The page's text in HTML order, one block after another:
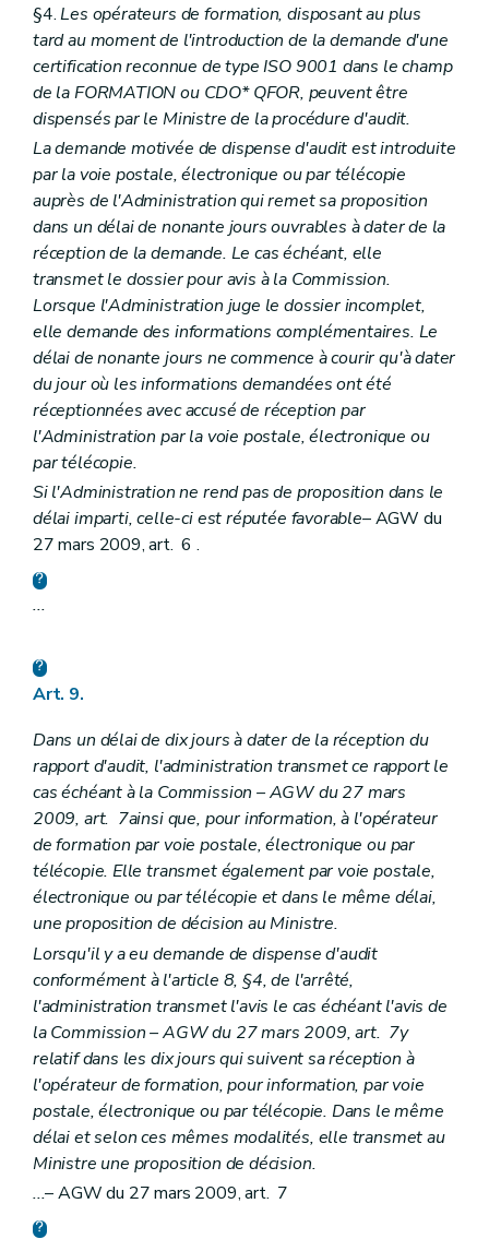
§4.Les opérateurs de formation, disposant au plus
tard au moment de l'introduction de la demande d'une
certification reconnue de type ISO 9001 dans le champ
de la FORMATION ou CDO* QFOR, peuvent être
dispensés par le Ministre de la procédure d'audit.
La demande motivée de dispense d'audit est introduite
par la voie postale, électronique ou par télécopie
auprès de l'Administration qui remet sa proposition
dans un délai de nonante jours ouvrables à dater de la
réception de la demande. Le cas échéant, elle
transmet le dossier pour avis à la Commission.
Lorsque l'Administration juge le dossier incomplet,
elle demande des informations complémentaires. Le
délai de nonante jours ne commence à courir qu'à dater
du jour où les informations demandées ont été
réceptionnées avec accusé de réception par
l'Administration par la voie postale, électronique ou
par télécopie.
Si l'Administration ne rend pas de proposition dans le
délai imparti, celle-ci est réputée favorable– AGW du
27 mars 2009, art. 6 .
...
Art. 9.
Dans un délai de dix jours à dater de la réception du
rapport d'audit, l'administration transmet ce rapport le
cas échéant à la Commission – AGW du 27 mars
2009, art. 7ainsi que, pour information, à l'opérateur
de formation par voie postale, électronique ou par
télécopie. Elle transmet également par voie postale,
électronique ou par télécopie et dans le même délai,
une proposition de décision au Ministre.
Lorsqu'il y a eu demande de dispense d'audit
conformément à l'article 8, §4, de l'arrêté,
l'administration transmet l'avis le cas échéant l'avis de
la Commission – AGW du 27 mars 2009, art. 7y
relatif dans les dix jours qui suivent sa réception à
l'opérateur de formation, pour information, par voie
postale, électronique ou par télécopie. Dans le même
délai et selon ces mêmes modalités, elle transmet au
Ministre une proposition de décision.
...– AGW du 27 mars 2009, art. 7